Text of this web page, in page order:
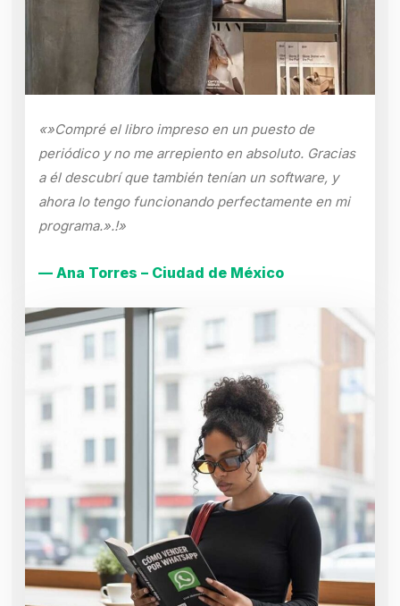
«»Compré el libro impreso en un puesto de
periódico y no me arrepiento en absoluto. Gracias
a él descubrí que también tenían un software, y
ahora lo tengo funcionando perfectamente en mi
programa.».!»
— Ana Torres – Ciudad de México